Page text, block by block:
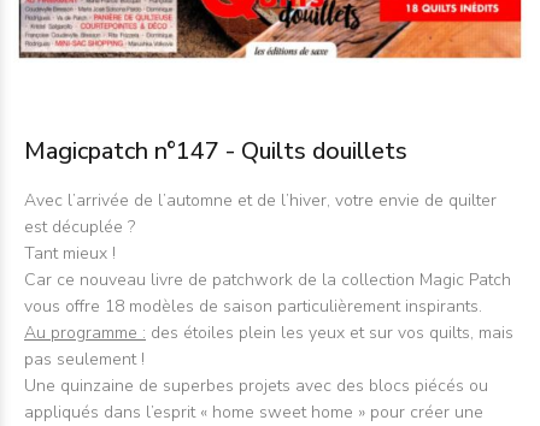
Magicpatch n°147 - Quilts douillets
Avec l’arrivée de l’automne et de l’hiver, votre envie de quilter
est décuplée ?
Tant mieux !
Car ce nouveau livre de patchwork de la collection Magic Patch
vous offre 18 modèles de saison particulièrement inspirants.
Au programme : des étoiles plein les yeux et sur vos quilts, mais
pas seulement !
Une quinzaine de superbes projets avec des blocs piécés ou
appliqués dans l’esprit « home sweet home » pour créer une